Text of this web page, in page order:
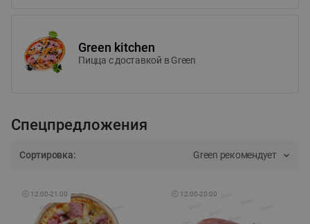
Green kitchen
Пицца c доставкой в Green
Спецпредложения
Сортировка: Green рекомендует
🕘 12:00-21:00 🕘 12:00-20:00